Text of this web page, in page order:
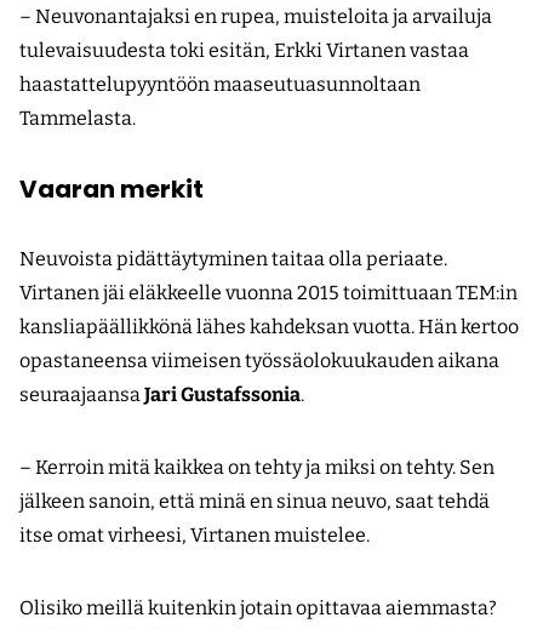
– Neuvonantajaksi en rupea, muisteloita ja arvailuja
tulevaisuudesta toki esitän, Erkki Virtanen vastaa
haastattelupyyntöön maaseutuasunnoltaan
Tammelasta.
Vaaran merkit
Neuvoista pidättäytyminen taitaa olla periaate.
Virtanen jäi eläkkeelle vuonna 2015 toimittuaan TEM:in
kansliapäällikkönä lähes kahdeksan vuotta. Hän kertoo
opastaneensa viimeisen työssäolokuukauden aikana
seuraajaansaJari Gustafssonia.
– Kerroin mitä kaikkea on tehty ja miksi on tehty. Sen
jälkeen sanoin, että minä en sinua neuvo, saat tehdä
itse omat virheesi, Virtanen muistelee.
Olisiko meillä kuitenkin jotain opittavaa aiemmasta?